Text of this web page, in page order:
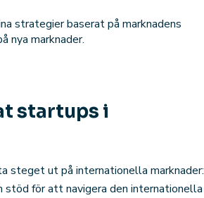
strategier baserat på marknadens
nya marknader.
startups i
steget ut på internationella marknader:
stöd för att navigera den internationella